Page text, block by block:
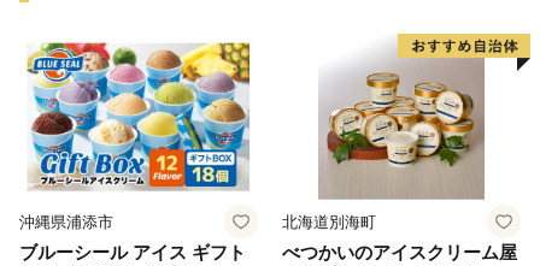
沖縄県浦添市
ブルーシール アイス ギフト
北海道別海町
べつかいのアイスクリーム屋